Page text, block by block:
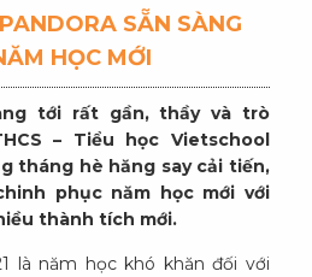
SẴN SÀNG
HỌC MỚI
tới rất gần, thầy và trò
– Tiểu học Vietschool
tháng hè hăng say cải tiến,
phục năm học mới với
thành tích mới.
là năm học khó khăn đối với